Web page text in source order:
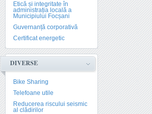
Etică și integritate în
administrația locală a
Municipiului Focșani
Guvernanță corporativă
Certificat energetic
DIVERSE
Bike Sharing
Telefoane utile
Reducerea riscului seismic
al clădirilor